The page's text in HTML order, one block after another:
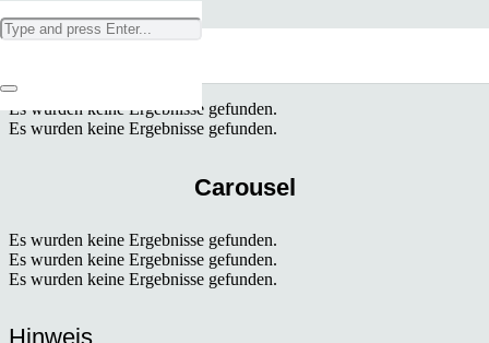
Es wurden keine Ergebnisse gefunden.
Es wurden keine Ergebnisse gefunden.
Carousel
Es wurden keine Ergebnisse gefunden.
Es wurden keine Ergebnisse gefunden.
Es wurden keine Ergebnisse gefunden.
Hinweis